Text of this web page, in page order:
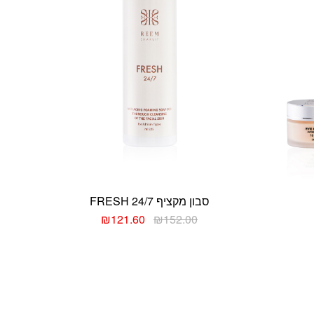
סבון מקציף 24/7 FRESH
₪152.00
₪121.60